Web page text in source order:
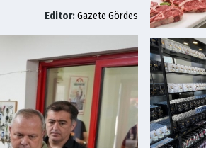
Editor:Gazete Gördes